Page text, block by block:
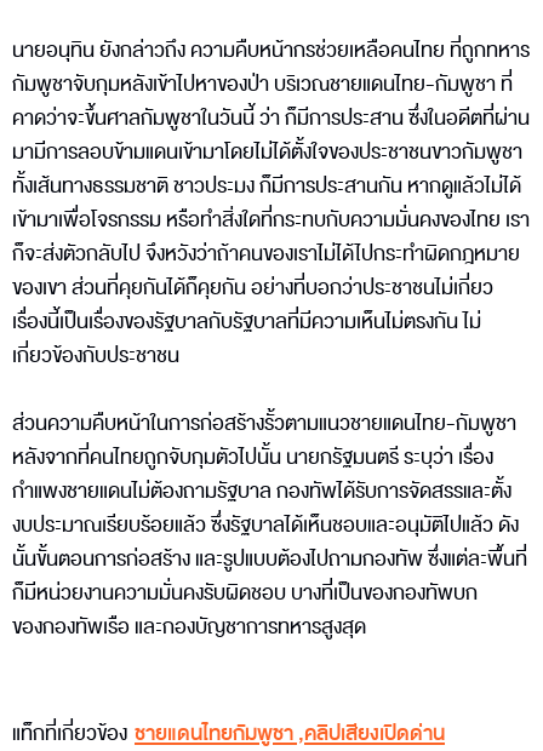
นายอนุทิน ยังกล่าวถึง ความคืบหน้ากรช่วยเหลือคนไทย ที่ถูกทหาร
กัมพูชาจับกุมหลังเข้าไปหาของป่า บริเวณชายแดนไทย-กัมพูชา ที่
คาดว่าจะขึ้นศาลกัมพูชาในวันนี้ ว่า ก็มีการประสาน ซึ่งในอดีตที่ผ่าน
มามีการลอบข้ามแดนเข้ามาโดยไม่ได้ตั้งใจของประชาชนขาวกัมพูชา
ทั้งเส้นทางธรรมชาติ ชาวประมง ก็มีการประสานกัน หากดูแล้วไม่ได้
เข้ามาเพื่อโจรกรรม หรือทำสิ่งใดที่กระทบกับความมั่นคงของไทย เรา
ก็จะส่งตัวกลับไป จึงหวังว่าถ้าคนของเราไม่ได้ไปกระทำผิดกฎหมาย
ของเขา ส่วนที่คุยกันได้ก็คุยกัน อย่างที่บอกว่าประชาชนไม่เกี่ยว
เรื่องนี้เป็นเรื่องของรัฐบาลกับรัฐบาลที่มีความเห็นไม่ตรงกัน ไม่
เกี่ยวข้องกับประชาชน
ส่วนความคืบหน้าในการก่อสร้างรั้วตามแนวชายแดนไทย-กัมพูชา
หลังจากที่คนไทยถูกจับกุมตัวไปนั้น นายกรัฐมนตรี ระบุว่า เรื่อง
กำแพงชายแดนไม่ต้องถามรัฐบาล กองทัพได้รับการจัดสรรและตั้ง
งบประมาณเรียบร้อยแล้ว ซึ่งรัฐบาลได้เห็นชอบและอนุมัติไปแล้ว ดัง
นั้นขั้นตอนการก่อสร้าง และรูปแบบต้องไปถามกองทัพ ซึ่งแต่ละพื้นที่
ก็มีหน่วยงานความมั่นคงรับผิดชอบ บางที่เป็นของกองทัพบก
ของกองทัพเรือ และกองบัญชาการทหารสูงสุด
แท็กที่เกี่ยวข้อง ชายแดนไทยกัมพูชา,คลิปเสียงเปิดด่าน